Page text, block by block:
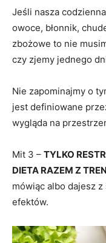
Jeśli nasza
owoce, błonnik,
zbożowe to nie
czy zjemy jednego
Nie zapominajmy o
jest definiowane
wygląda na
Mit 3 – TYLKO
DIETA RAZEM Z
mówiąc albo dajesz
efektów.